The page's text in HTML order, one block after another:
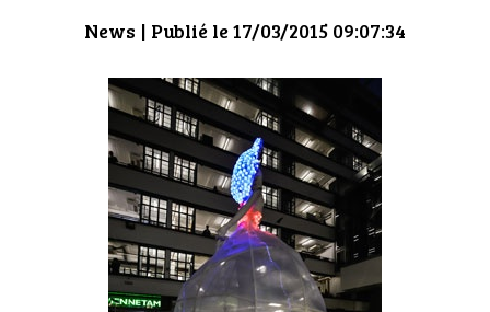
DÉFILÉS
BOUTIQUE
CULTURE
HIGH TECH
MAISON
AUTO
News | Publié le 17/03/2015 09:07:34